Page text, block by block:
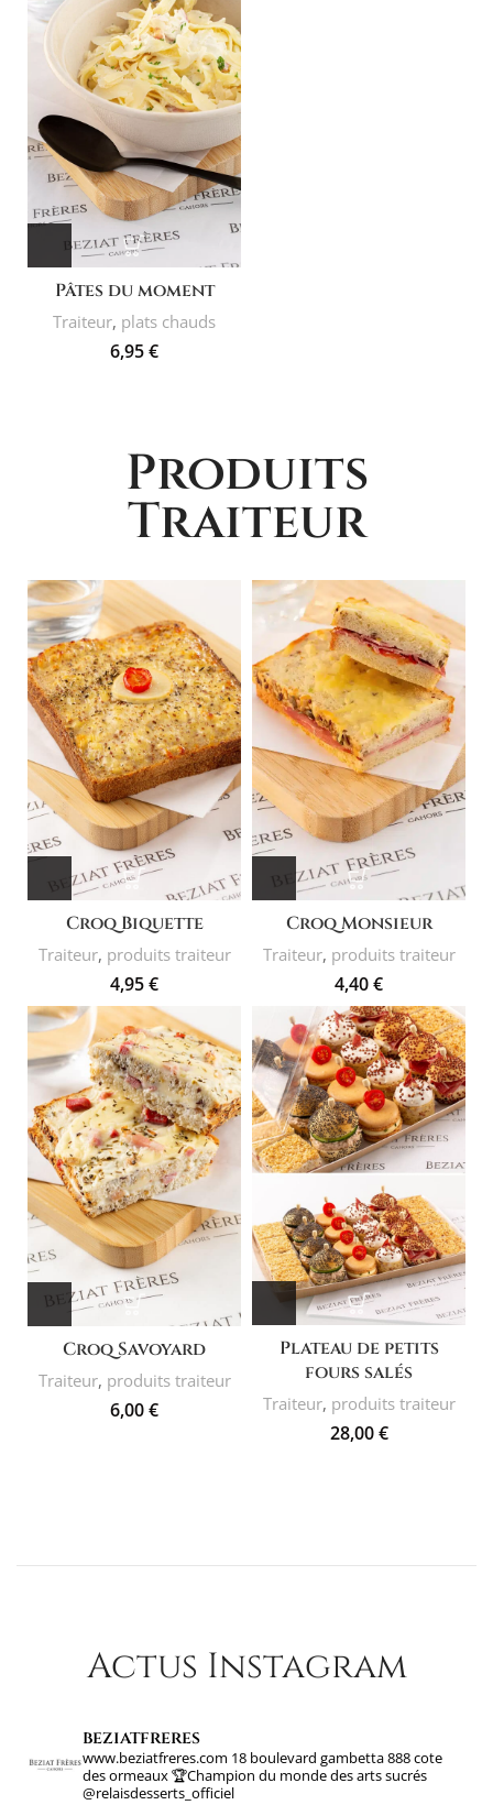
Pâtes du moment
Traiteur, plats chauds
6,95€
Produits
Traiteur
Croq Biquette
Traiteur, produits traiteur
4,95€
Croq Monsieur
Traiteur, produits traiteur
4,40€
Croq Savoyard
Traiteur, produits traiteur
6,00€
Plateau de petits
fours salés
Traiteur, produits traiteur
28,00€
Actus Instagram
beziatfreres
www.beziatfreres.com 18 boulevard gambetta888 cote
des ormeaux🏆Champion du monde des arts sucrés
@relaisdesserts_officiel